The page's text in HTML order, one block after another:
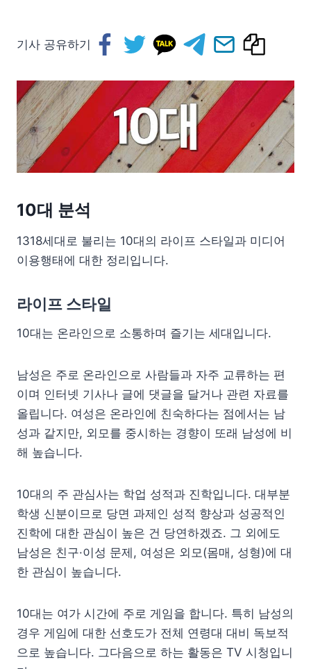
기사 공유하기
10대 분석
1318세대로 불리는 10대의 라이프 스타일과 미디어
이용행태에 대한 정리입니다.
라이프 스타일
10대는 온라인으로 소통하며 즐기는 세대입니다.
남성은 주로 온라인으로 사람들과 자주 교류하는 편
이며 인터넷 기사나 글에 댓글을 달거나 관련 자료를
올립니다. 여성은 온라인에 친숙하다는 점에서는 남
성과 같지만, 외모를 중시하는 경향이 또래 남성에 비
해 높습니다.
10대의 주 관심사는 학업 성적과 진학입니다. 대부분
학생 신분이므로 당면 과제인 성적 향상과 성공적인
진학에 대한 관심이 높은 건 당연하겠죠. 그 외에도
남성은 친구·이성 문제, 여성은 외모(몸매, 성형)에 대
한 관심이 높습니다.
10대는 여가 시간에 주로 게임을 합니다. 특히 남성의
경우 게임에 대한 선호도가 전체 연령대 대비 독보적
으로 높습니다. 그다음으로 하는 활동은 TV 시청입니